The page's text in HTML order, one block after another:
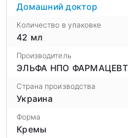
Домашний доктор
Количество в упаковке
42 мл
Производитель
ЭЛЬФА НПО
Страна производства
Украина
Форма
Кремы